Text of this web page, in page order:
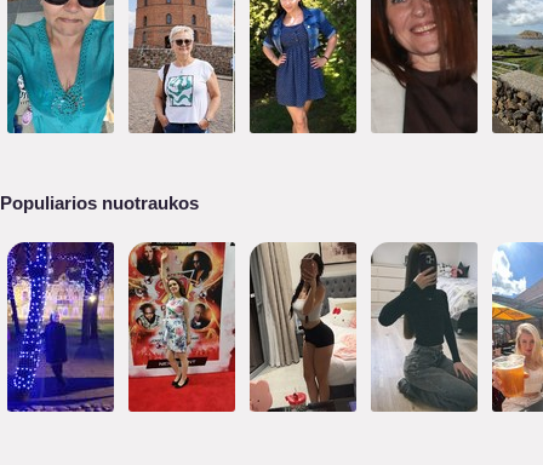
Populiarios nuotraukos